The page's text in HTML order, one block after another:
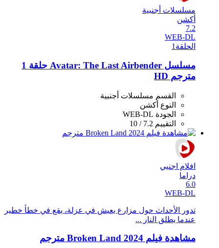
مسلسلات أجنبية
أكشن
7.2
WEB-DL
الحلقة 1
مسلسل Avatar: The Last Airbender حلقة 1
مترجم HD
القسم مسلسلات أجنبية
النوع أكشن
الجودة WEB-DL
التقييم 7.2 / 10
افلام اجنبي
دراما
6.0
WEB-DL
تدور الأحداث حول مزارع يعيش في عزلة، يقع في خطأ خطير
عندما يطلق النار ...
مشاهدة فيلم Broken Land 2024 مترجم